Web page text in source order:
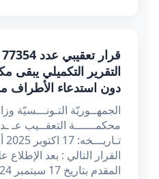
التقرير التكميلي يبقى
دون استدعاء الأطراف
الجمهــوريّة التـونـــسيّة
القرار التالي : بعد